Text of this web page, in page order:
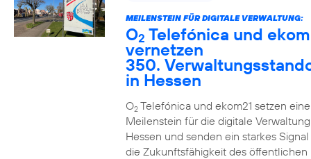
MEILENSTEIN FÜR DIGITALE VERWALTUNG:
O2 Telefónica und
vernetzen
350.
in Hessen
O2Telefónica und ekom21 setzen
Meilenstein für die digitale
Hessen und senden ein starkes
die Zukunftsfähigkeit des öffentlichen